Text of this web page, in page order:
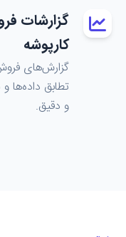
گزارشات
کارپوشه
گزارش‌های
تطابق داده‌ها
و دقیق.